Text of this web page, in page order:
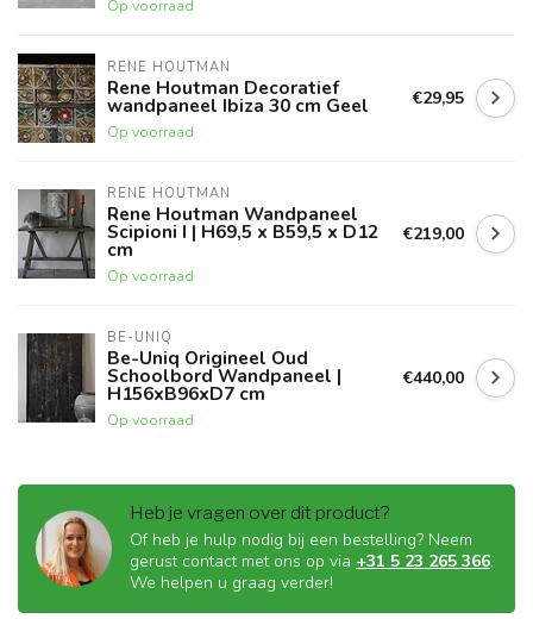
Op voorraad
RENE HOUTMAN
Rene Houtman Decoratief
wandpaneel Ibiza 30 cm Geel
Op voorraad
€29,95
RENE HOUTMAN
Rene Houtman Wandpaneel
Scipioni I | H69,5 x B59,5 x D12
cm
Op voorraad
€219,00
BE-UNIQ
Be-Uniq Origineel Oud
Schoolbord Wandpaneel |
H156xB96xD7 cm
Op voorraad
€440,00
Heb je vragen over dit product?
Of heb je hulp nodig bij een bestelling? Neem
gerust contact met ons op via +31 5 23 265 366.
We helpen u graag verder!